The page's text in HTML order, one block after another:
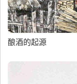
酿酒的起源